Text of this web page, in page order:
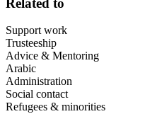
Support work
Trusteeship
Advice & Mentoring
Arabic
Administration
Social contact
Refugees & minorities